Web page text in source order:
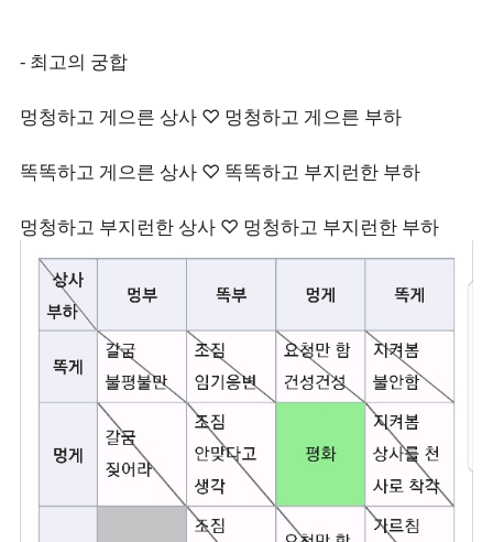
- 최고의 궁합
멍청하고 게으른 상사 ♡ 멍청하고 게으른 부하
똑똑하고 게으른 상사 ♡ 똑똑하고 부지런한 부하
멍청하고 부지런한 상사 ♡ 멍청하고 부지런한 부하